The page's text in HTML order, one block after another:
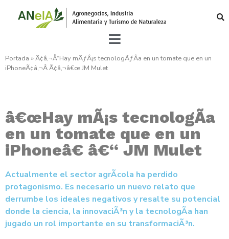
Portada »Ã¢â‚¬Å“Hay mÃƒÂ¡s tecnologÃƒÂ­a en un tomate que en un
iPhoneÃ¢â‚¬Â Ã¢â‚¬â€œ JM Mulet
â€œHay mÃ¡s tecnologÃ­a
en un tomate que en un
iPhoneâ€ â€“ JM Mulet
Actualmente el sector agrÃ­cola ha perdido
protagonismo. Es necesario un nuevo relato que
derrumbe los ideales negativos y resalte su potencial
donde la ciencia, la innovaciÃ³n y la tecnologÃ­a han
jugado un rol importante en su transformaciÃ³n.